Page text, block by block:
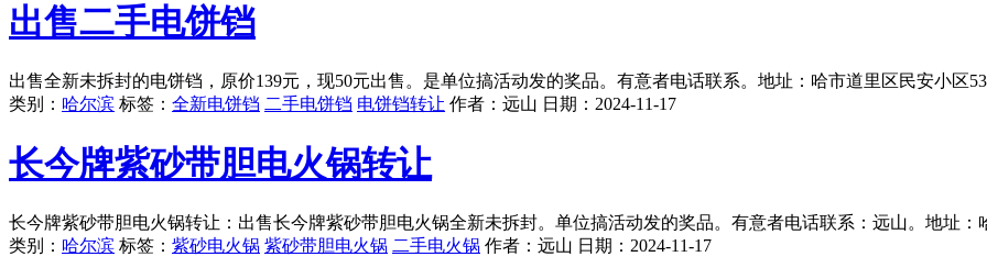
出售二手电饼铛
出售全新未拆封的电饼铛，原价139元，现50元出售。是单位搞活动发的奖品。有意者电话联系。地址：哈市道里区民安小区53
类别： 哈尔滨 标签： 全新电饼铛 二手电饼铛 电饼铛转让 作者： 远山 日期： 2024-11-17
长今牌紫砂带胆电火锅转让
长今牌紫砂带胆电火锅转让：出售长今牌紫砂带胆电火锅全新未拆封。单位搞活动发的奖品。有意者电话联系：远山。地址：
类别： 哈尔滨 标签： 紫砂电火锅 紫砂带胆电火锅 二手电火锅 作者： 远山 日期： 2024-11-17